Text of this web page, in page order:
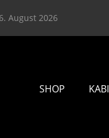
6. August 2026
SHOP